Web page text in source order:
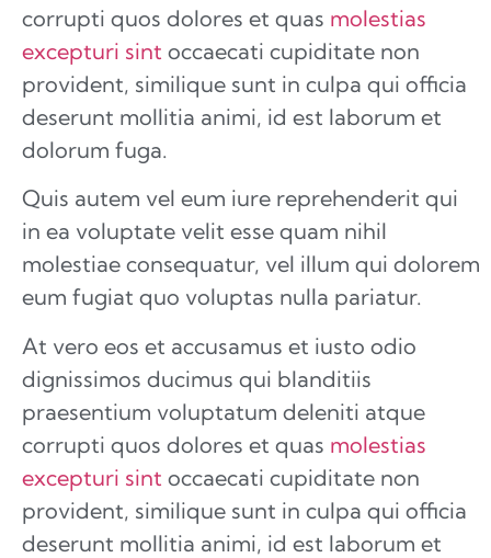
corrupti quos dolores et quas molestias
excepturi sint occaecati cupiditate non
provident, similique sunt in culpa qui officia
deserunt mollitia animi, id est laborum et
dolorum fuga.
Quis autem vel eum iure reprehenderit qui
in ea voluptate velit esse quam nihil
molestiae consequatur, vel illum qui dolorem
eum fugiat quo voluptas nulla pariatur.
At vero eos et accusamus et iusto odio
dignissimos ducimus qui blanditiis
praesentium voluptatum deleniti atque
corrupti quos dolores et quas molestias
excepturi sint occaecati cupiditate non
provident, similique sunt in culpa qui officia
deserunt mollitia animi, id est laborum et